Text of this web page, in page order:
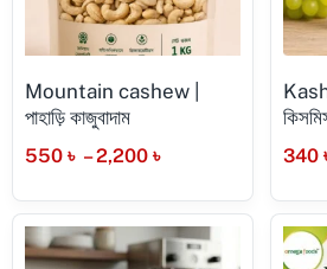
Mountain cashew |
পাহাড়ি কাজুবাদাম
550 ৳ – 2,200 ৳ 340